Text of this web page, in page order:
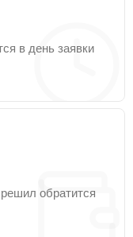
в день заявки
обратится